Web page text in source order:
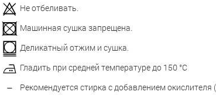
Не отбеливать.
Машинная сушка запрещена.
Деликатный отжим и сушка.
Гладить при средней температуре до 150 °С
Рекомендуется стирка с добавлением окислителя